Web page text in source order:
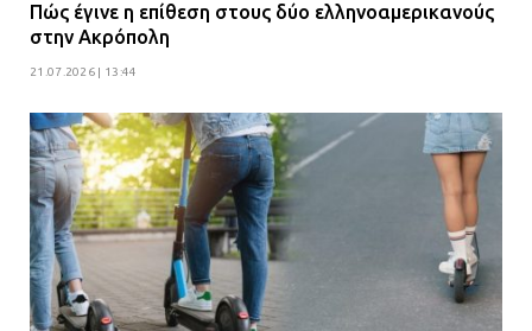
Πώς έγινε η επίθεση στους δύο ελληνοαμερικανούς
στην Ακρόπολη
21.07.2026 | 13:44